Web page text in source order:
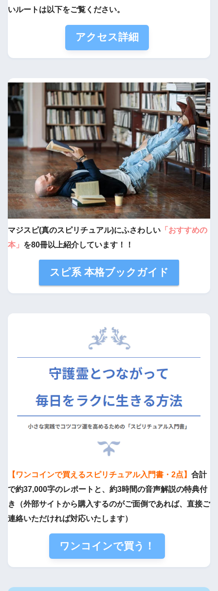
いルートは以下をご覧ください。
アクセス詳細
マジスピ(真のスピリチュアル)にふさわしい 「おすすめの
本」 を80冊以上紹介しています！！
スピ系 本格ブックガイド
【ワンコインで買えるスピリチュアル入門書・2点】 合計
で約37,000字のレポートと、約3時間の音声解説の特典付
き（外部サイトから購入するのがご面倒であれば、直接ご
連絡いただければ対応いたします）
ワンコインで買う！